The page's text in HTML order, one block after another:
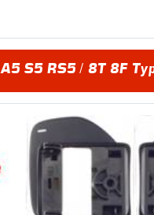
A5 S5 RS5 / 8T 8F